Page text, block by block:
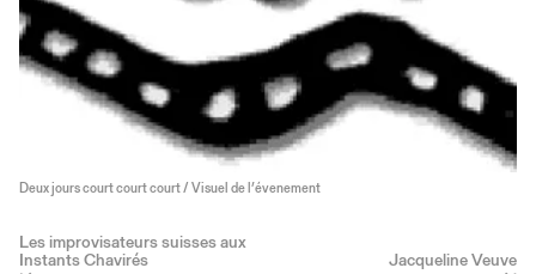
Deux jours court court court / Visuel de l’évenement
Les improvisateurs suisses aux
Instants Chavirés Jacqueline Veuve